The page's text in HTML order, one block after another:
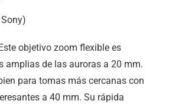
objetivo zoom flexible es
amplias de las auroras a 20 mm.
para tomas más cercanas con
a 40 mm. Su rápida